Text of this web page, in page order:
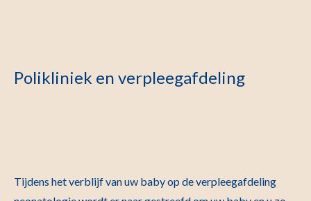
Polikliniek en verpleegafdeling
Tijdens het verblijf van uw baby op de verpleegafdeling